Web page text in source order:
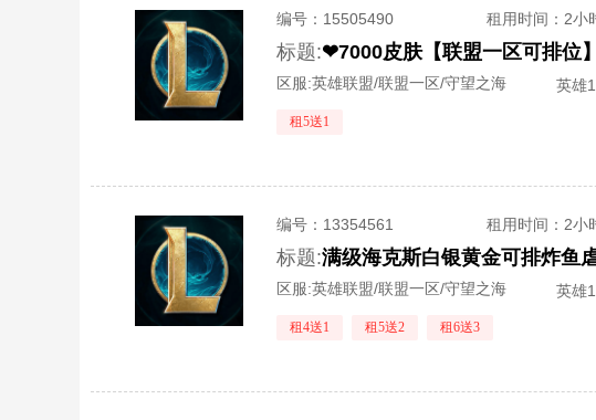
编号： 15505490 租用时间 ：2小
标题:❤7000皮肤【联盟一区可排位】
区服:英雄联盟/联盟一区/守望之海 英雄
租5送1
编号： 13354561 租用时间 ：2小
标题:
区服:英雄联盟/联盟一区/守望之海 英雄
租4送1 租5送2 租6送3